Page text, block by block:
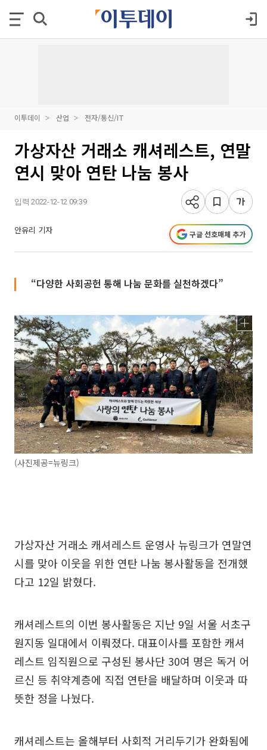
이투데이 산업 전자/통신/IT
가상자산 거래소 캐셔레스트, 연말
연시 맞아 연탄 나눔 봉사
입력 2022-12-12 09:39
안유리 기자 구글 선호매체 추가
“다양한 사회공헌 통해 나눔 문화를 실천하겠다”
(사진제공=뉴링크)
가상자산 거래소 캐셔레스트 운영사 뉴링크가 연말연
시를 맞아 이웃을 위한 연탄 나눔 봉사활동을 전개했
다고 12일 밝혔다.
캐셔레스트의 이번 봉사활동은 지난 9일 서울 서초구
원지동 일대에서 이뤄졌다. 대표이사를 포함한 캐셔
레스트 임직원으로 구성된 봉사단 30여 명은 독거 어
르신 등 취약계층에 직접 연탄을 배달하며 이웃과 따
뜻한 정을 나눴다.
캐셔레스트는 올해부터 사회적 거리두기가 완화됨에